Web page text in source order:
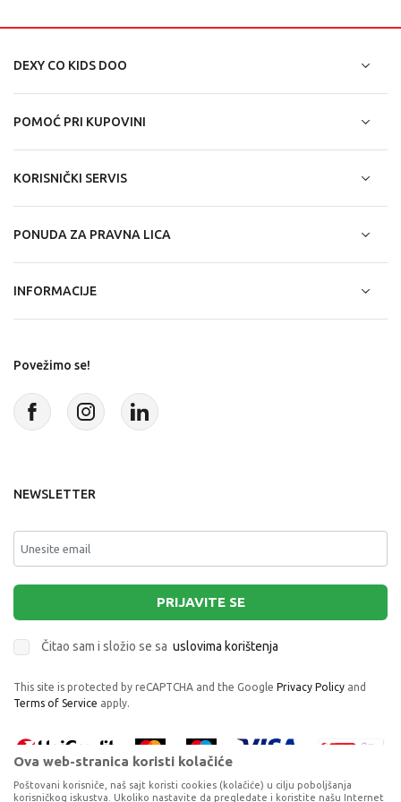
DEXY CO KIDS DOO
POMOĆ PRI KUPOVINI
KORISNIČKI SERVIS
PONUDA ZA PRAVNA LICA
INFORMACIJE
Povežimo se!
NEWSLETTER
PRIJAVITE SE
Čitao sam i složio se sa uslovima korištenja
This site is protected by reCAPTCHA and the Google Privacy Policy and
Terms of Service apply.
Ova web-stranica koristi kolačiće
Poštovani korisniče, naš sajt koristi cookies (kolačiće) u cilju poboljšanja
korisničkog iskustva. Ukoliko nastavite da pregledate i koristite našu Internet